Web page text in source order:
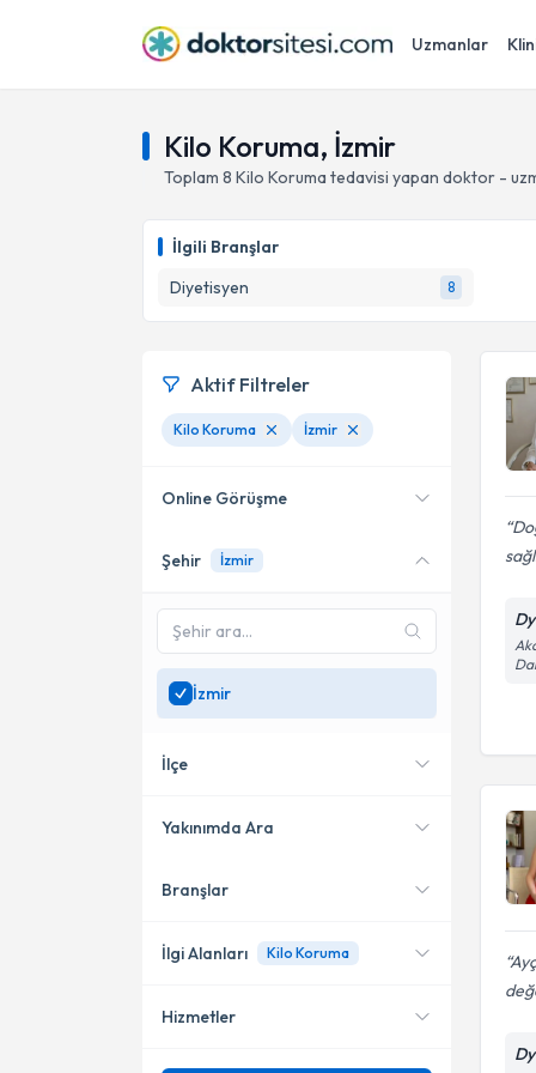
Uzmanlar
Kilo Koruma, İzmir
Toplam 8 Kilo Koruma tedavisi yapan doktor -
İlgili Branşlar
Diyetisyen
8
Aktif Filtreler
Kilo Koruma İzmir
Online Görüşme
Online danışmanlık sunan
Sadeceİzmir
uzman ara
Şehir İzmir
İzmir
İlçe
Karşıyaka
Bayraklı
Yakınımda Ara
Konumuma yakın uzmanları
Branşlar
Diyetisyen
İlgi Alanları Kilo Koruma
Hizmetler